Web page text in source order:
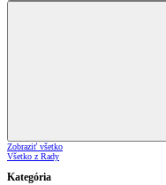
Zobraziť všetko
Všetko z Rady
Kategória